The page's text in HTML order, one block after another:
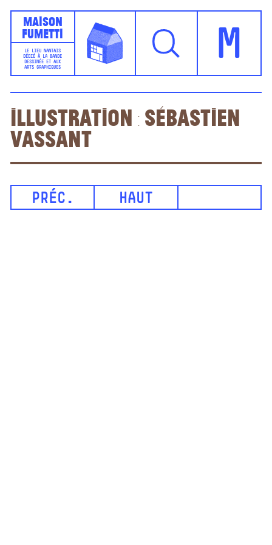
Maison
Fumetti
LE LIEU NANTAIS
DÉDIÉ À LA BANDE
DESSINÉE ET AUX
ARTS GRAPHIQUES
M
Illustration : Sébastien
Vassant
PRÉC. HAUT